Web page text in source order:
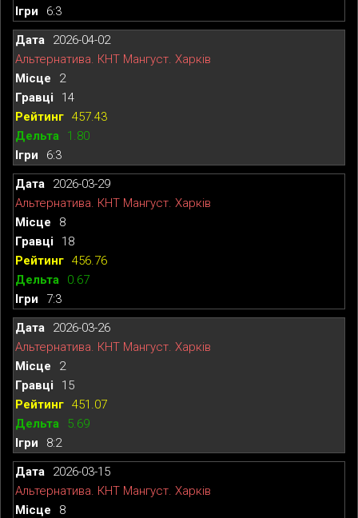
6:3
2026-04-02
Альтернатива. КНТ Мангуст. Харків
2
14
457.43
1.80
6:3
2026-03-29
Альтернатива. КНТ Мангуст. Харків
8
18
456.76
0.67
7:3
2026-03-26
Альтернатива. КНТ Мангуст. Харків
2
15
451.07
5.69
8:2
2026-03-15
Альтернатива. КНТ Мангуст. Харків
8